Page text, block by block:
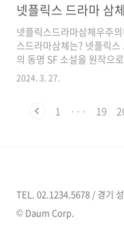
자o난감"은 중의적으로 쓰
고 알려져 있습니다. 드라
중점적으로 생각하느냐에
장난감, 살인은장난감, 살
석이 나올 수 있습니다. 살
우연히 살인을..
넷플릭스드라마삼체우주
스드라마삼체는? 넷플릭
의 동명 SF 소설을 원작으
드라마는 "왕좌의 게임"을
루며, 과학의 법칙들이 밝
2024. 3. 27.
1 ··· 19
TEL. 02.1234.5678 / 경기
© Daum Corp.